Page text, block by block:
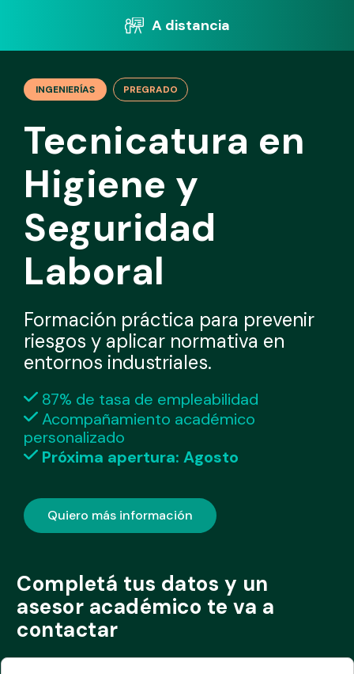
A distancia
INGENIERÍAS PREGRADO
Tecnicatura en
Higiene y
Seguridad
Laboral
Formación práctica para prevenir
riesgos y aplicar normativa en
entornos industriales.
87% de tasa de empleabilidad
Acompañamiento académico
personalizado
Próxima apertura: Agosto
Quiero más información
Completá tus datos y un
asesor académico te va a
contactar